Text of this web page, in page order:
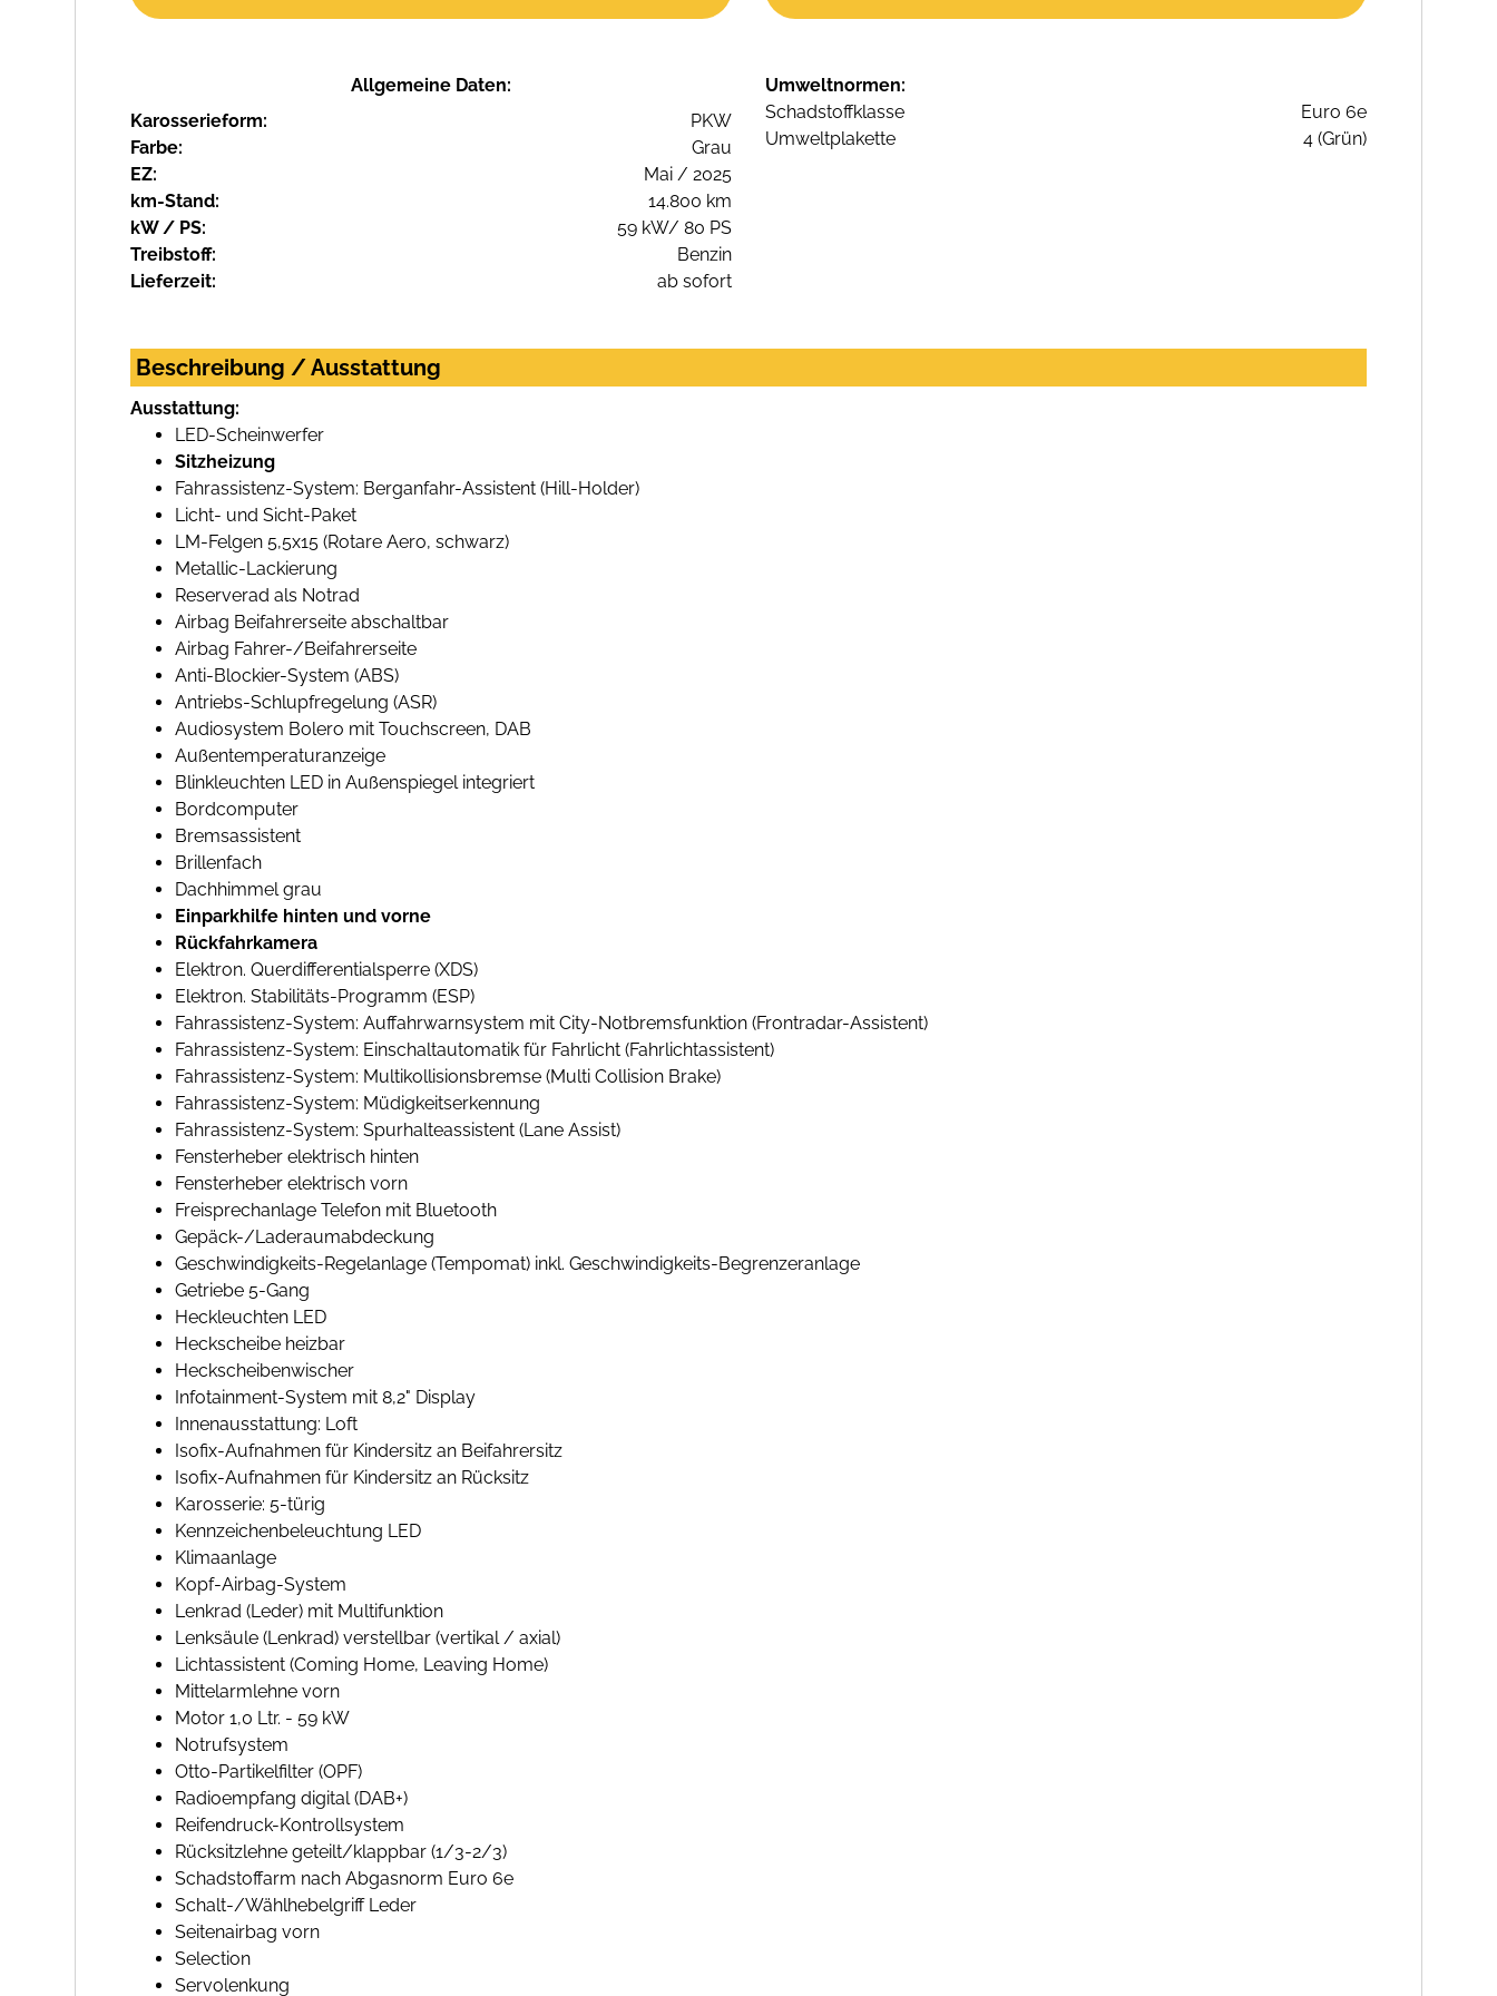
Allgemeine Daten:
Karosserieform:
PKW
Farbe:
Grau
EZ:
Mai / 2025
km-Stand:
14.800 km
kW / PS:
59 kW/ 80 PS
Treibstoff:
Benzin
Lieferzeit:
ab sofort
Umweltnormen:
Schadstoffklasse
Euro 6e
Umweltplakette
4 (Grün)
Beschreibung / Ausstattung
Ausstattung:
LED-Scheinwerfer
Sitzheizung
Fahrassistenz-System: Berganfahr-Assistent (Hill-Holder)
Licht- und Sicht-Paket
LM-Felgen 5,5x15 (Rotare Aero, schwarz)
Metallic-Lackierung
Reserverad als Notrad
Airbag Beifahrerseite abschaltbar
Airbag Fahrer-/Beifahrerseite
Anti-Blockier-System (ABS)
Antriebs-Schlupfregelung (ASR)
Audiosystem Bolero mit Touchscreen, DAB
Außentemperaturanzeige
Blinkleuchten LED in Außenspiegel integriert
Bordcomputer
Bremsassistent
Brillenfach
Dachhimmel grau
Einparkhilfe hinten und vorne
Rückfahrkamera
Elektron. Querdifferentialsperre (XDS)
Elektron. Stabilitäts-Programm (ESP)
Fahrassistenz-System: Auffahrwarnsystem mit City-Notbremsfunktion (Frontradar-Assistent)
Fahrassistenz-System: Einschaltautomatik für Fahrlicht (Fahrlichtassistent)
Fahrassistenz-System: Multikollisionsbremse (Multi Collision Brake)
Fahrassistenz-System: Müdigkeitserkennung
Fahrassistenz-System: Spurhalteassistent (Lane Assist)
Fensterheber elektrisch hinten
Fensterheber elektrisch vorn
Freisprechanlage Telefon mit Bluetooth
Gepäck-/Laderaumabdeckung
Geschwindigkeits-Regelanlage (Tempomat) inkl. Geschwindigkeits-Begrenzeranlage
Getriebe 5-Gang
Heckleuchten LED
Heckscheibe heizbar
Heckscheibenwischer
Infotainment-System mit 8,2" Display
Innenausstattung: Loft
Isofix-Aufnahmen für Kindersitz an Beifahrersitz
Isofix-Aufnahmen für Kindersitz an Rücksitz
Karosserie: 5-türig
Kennzeichenbeleuchtung LED
Klimaanlage
Kopf-Airbag-System
Lenkrad (Leder) mit Multifunktion
Lenksäule (Lenkrad) verstellbar (vertikal / axial)
Lichtassistent (Coming Home, Leaving Home)
Mittelarmlehne vorn
Motor 1,0 Ltr. - 59 kW
Notrufsystem
Otto-Partikelfilter (OPF)
Radioempfang digital (DAB+)
Reifendruck-Kontrollsystem
Rücksitzlehne geteilt/klappbar (1/3-2/3)
Schadstoffarm nach Abgasnorm Euro 6e
Schalt-/Wählhebelgriff Leder
Seitenairbag vorn
Selection
Servolenkung